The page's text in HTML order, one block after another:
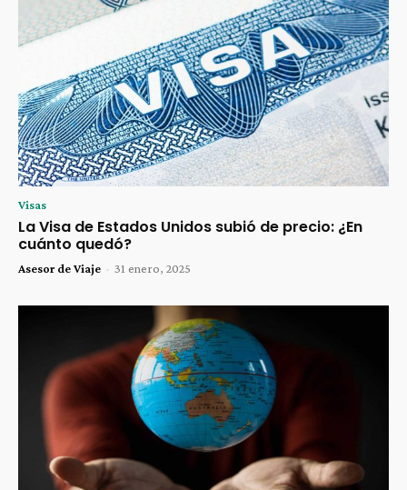
Visas
La Visa de Estados Unidos subió de precio: ¿En
cuánto quedó?
Asesor de Viaje - 31 enero, 2025